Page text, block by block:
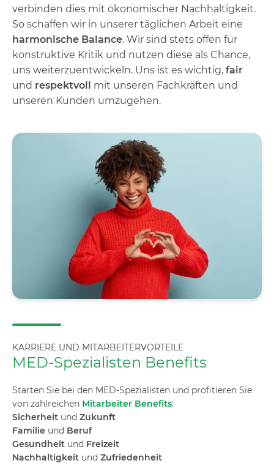
verbinden dies mit ökonomischer Nachhaltigkeit.
So schaffen wir in unserer täglichen Arbeit eine
harmonische Balance. Wir sind stets offen für
konstruktive Kritik und nutzen diese als Chance,
uns weiterzuentwickeln. Uns ist es wichtig, fair
und respektvoll mit unseren Fachkräften und
unseren Kunden umzugehen.
KARRIERE UND MITARBEITERVORTEILE
MED-Spezialisten Benefits
Starten Sie bei den MED-Spezialisten und profitieren Sie
von zahlreichen Mitarbeiter Benefits:
Sicherheit und Zukunft
Familie und Beruf
Gesundheit und Freizeit
Nachhaltigkeit und Zufriedenheit